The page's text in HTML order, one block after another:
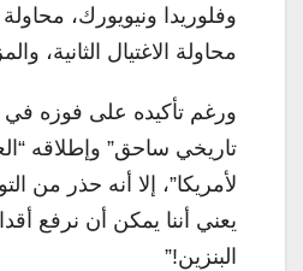
وفلوريدا ونيويورك، محاولة
محاولة الاغتيال الثانية،
ورغم تأكيده على فوزه في
تاريخي ساحق” وإطلاقه
لأمريكا”، إلا أنه حذر من
يعني أننا يمكن أن نرفع
البنزين!”